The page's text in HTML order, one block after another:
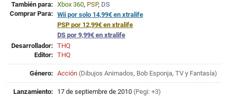
También para: Xbox 360, PSP, DS
Comprar Para: Wii por solo 14,99€ en xtralife
PSP por 12,99€ en xtralife
DS por 9,99€ en xtralife
Desarrollador: THQ
Editor: THQ
Género: Acción (Dibujos Animados, Bob Esponja, TV y Fantasía)
Lanzamiento: 17 de septiembre de 2010 (Pegi: +3)